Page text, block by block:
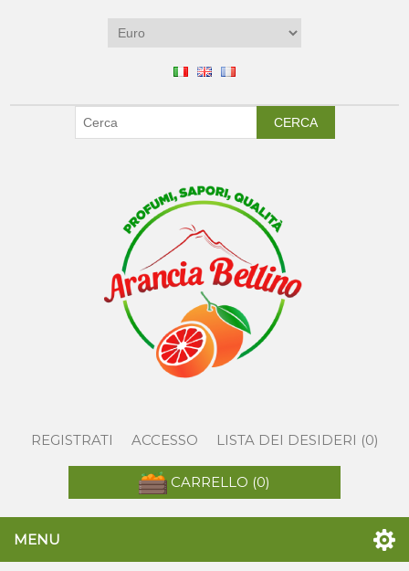
CERCA
REGISTRATI ACCESSO LISTA DEI DESIDERI (0)
CARRELLO (0)
MENU